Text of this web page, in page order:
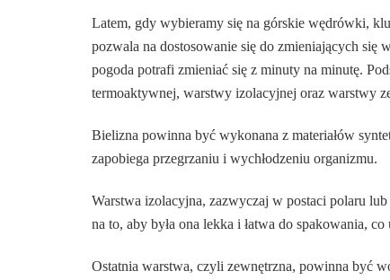
Latem, gdy wybieramy się na górskie wędrówki,
pozwala na dostosowanie się do zmieniających się
pogoda potrafi zmieniać się z minuty na minutę.
termoaktywnej, warstwy izolacyjnej oraz warstwy
Bielizna powinna być wykonana z materiałów
zapobiega przegrzaniu i wychłodzeniu organizmu.
Warstwa izolacyjna, zazwyczaj w postaci polaru
na to, aby była ona lekka i łatwa do spakowania,
Ostatnia warstwa, czyli zewnętrzna, powinna być